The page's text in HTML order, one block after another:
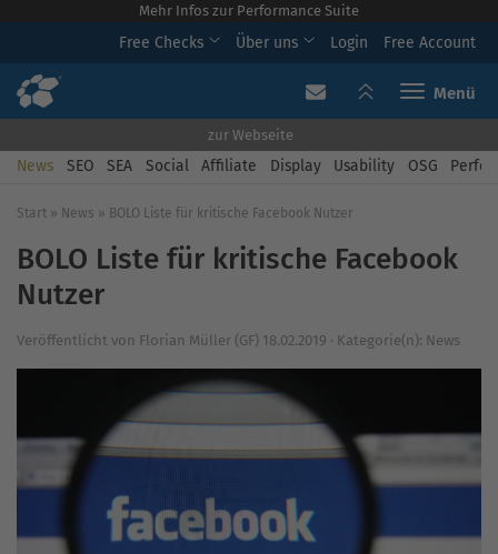
Mehr Infos zur Performance Suite
Free Checks Über uns Login Free Account
Toggle
zur Webseite
News SEO SEA Social Affiliate Display Usability OSG
Start » News » BOLO Liste für kritische Facebook Nutzer
BOLO Liste für kritische Facebook
Nutzer
Veröffentlicht von Florian Müller (GF) 18.02.2019 · Kategorie(n): News